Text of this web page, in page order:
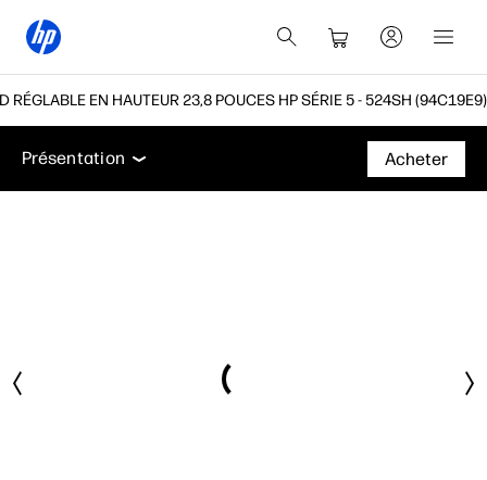
RÉGLABLE EN HAUTEUR 23,8 POUCES HP SÉRIE 5 - 524SH (94C19E9)
Présentation Caractéristiques
Fiche technique
Présentation
Acheter